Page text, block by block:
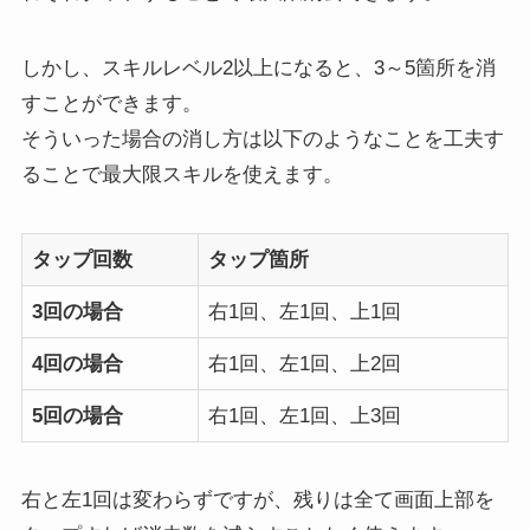
しかし、スキルレベル2以上になると、3～5箇所を消
すことができます。
そういった場合の消し方は以下のようなことを工夫す
ることで最大限スキルを使えます。
タップ回数 タップ箇所
3回の場合 右1回、左1回、上1回
4回の場合 右1回、左1回、上2回
5回の場合 右1回、左1回、上3回
右と左1回は変わらずですが、残りは全て画面上部を